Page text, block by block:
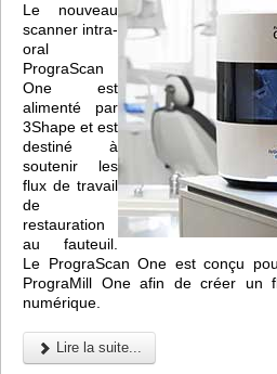
Le nouveau
scanner intra-
oral
PrograScan
One est
alimenté par
3Shape et est
destiné à
soutenir les
flux de travail
de
restauration
au fauteuil.
Le PrograScan One est conçu
PrograMill One afin de créer un
numérique.
Lire la suite...